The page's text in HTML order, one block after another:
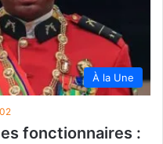
À la Une
fonctionnaires :